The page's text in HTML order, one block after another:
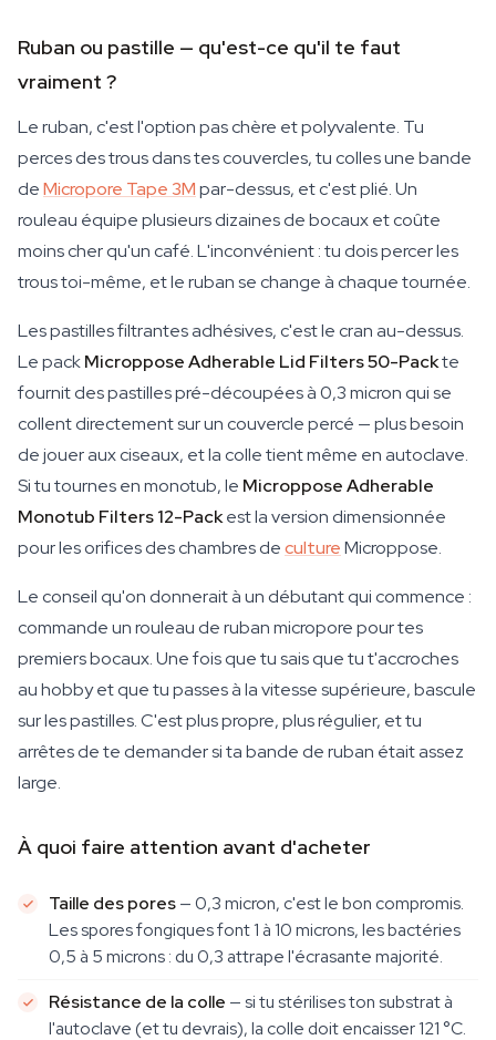
Ruban ou pastille — qu'est-ce qu'il te faut
vraiment ?
Le ruban, c'est l'option pas chère et polyvalente. Tu
perces des trous dans tes couvercles, tu colles une bande
deMicropore Tape 3Mpar-dessus, et c'est plié. Un
rouleau équipe plusieurs dizaines de bocaux et coûte
moins cher qu'un café. L'inconvénient : tu dois percer les
trous toi-même, et le ruban se change à chaque tournée.
Les pastilles filtrantes adhésives, c'est le cran au-dessus.
Le packMicroppose Adherable Lid Filters 50-Packte
fournit des pastilles pré-découpées à 0,3 micron qui se
collent directement sur un couvercle percé — plus besoin
de jouer aux ciseaux, et la colle tient même en autoclave.
Si tu tournes en monotub, le Microppose Adherable
Monotub Filters 12-Packest la version dimensionnée
pour les orifices des chambres decultureMicroppose.
Le conseil qu'on donnerait à un débutant qui commence :
commande un rouleau de ruban micropore pour tes
premiers bocaux. Une fois que tu sais que tu t'accroches
au hobby et que tu passes à la vitesse supérieure, bascule
sur les pastilles. C'est plus propre, plus régulier, et tu
arrêtes de te demander si ta bande de ruban était assez
large.
À quoi faire attention avant d'acheter
Taille des pores— 0,3 micron, c'est le bon compromis.
Les spores fongiques font 1 à 10 microns, les bactéries
0,5 à 5 microns : du 0,3 attrape l'écrasante majorité.
Résistance de la colle — si tu stérilises ton substrat à
l'autoclave (et tu devrais), la colle doit encaisser 121 °C.